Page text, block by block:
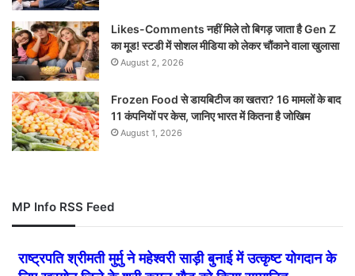
Likes-Comments नहीं मिले तो बिगड़ जाता है Gen Z
का मूड! स्टडी में सोशल मीडिया को लेकर चौंकाने वाला खुलासा
August 2, 2026
Frozen Food से डायबिटीज का खतरा? 16 मामलों के बाद
11 कंपनियों पर केस, जानिए भारत में कितना है जोखिम
August 1, 2026
MP Info RSS Feed